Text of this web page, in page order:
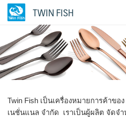
Skip
TWIN FISH
Twin Fish เป็นเครื่องหมายการค้าขอ
เนชั่นแนล จำกัด เราเป็นผู้ผลิต จัดจำ